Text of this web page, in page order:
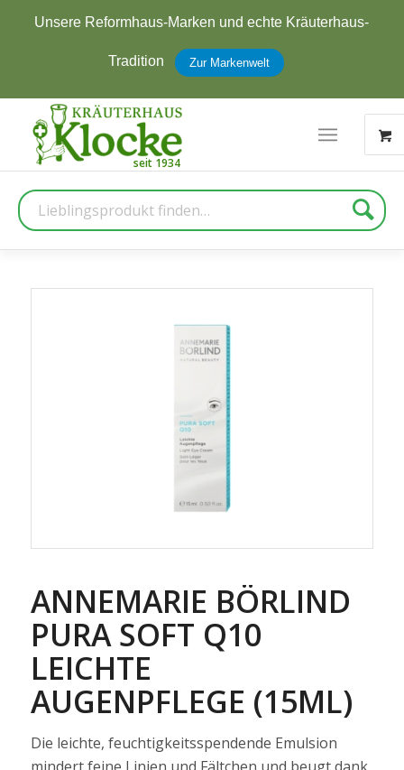
Reformhaus-Marken und echte Kräuterhaus-
Zur Markenwelt
Suche
ANNEMARIE BÖRLIND
PURA SOFT Q10
LEICHTE
AUGENPFLEGE (15ML)
Die leichte, feuchtigkeitsspendende Emulsion